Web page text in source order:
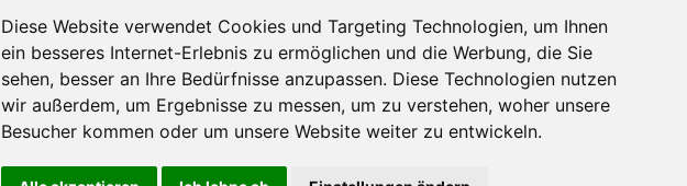
Diese Website verwendet Cookies und Targeting Technologien, um Ihnen
ein besseres Internet-Erlebnis zu ermöglichen und die Werbung, die Sie
sehen, besser an Ihre Bedürfnisse anzupassen. Diese Technologien nutzen
wir außerdem, um Ergebnisse zu messen, um zu verstehen, woher unsere
Besucher kommen oder um unsere Website weiter zu entwickeln.